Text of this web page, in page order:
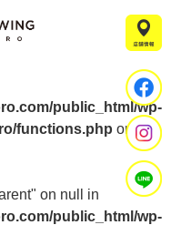
public_html/wp-
functions.php on line
on null in
public_html/wp-